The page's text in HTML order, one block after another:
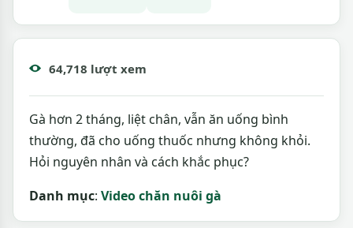
64,718 lượt xem
Gà hơn 2 tháng, liệt chân, vẫn ăn uống bình
thường, đã cho uống thuốc nhưng không khỏi.
Hỏi nguyên nhân và cách khắc phục?
Danh mục: Video chăn nuôi gà